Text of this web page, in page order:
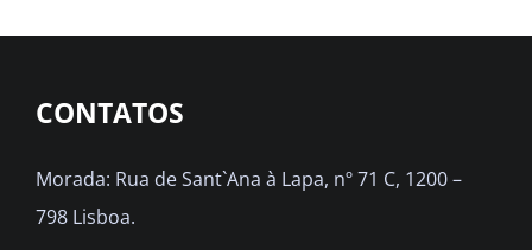
CONTATOS
Morada: Rua de Sant`Ana à Lapa, nº 71 C, 1200 –
798 Lisboa.